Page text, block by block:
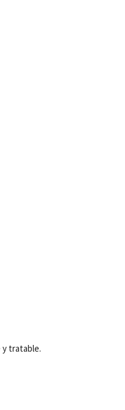
y tratable.